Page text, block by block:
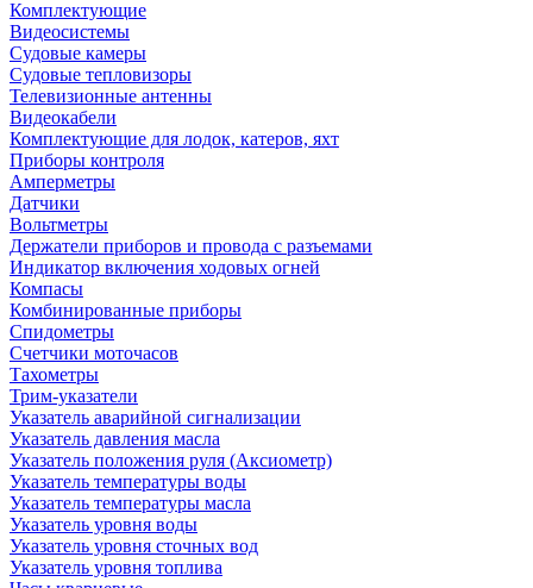
Комплектующие
Видеосистемы
Судовые камеры
Cудовые тепловизоры
Телевизионные антенны
Видеокабели
Комплектующие для лодок, катеров, яхт
Приборы контроля
Амперметры
Датчики
Вольтметры
Держатели приборов и провода с разъемами
Индикатор включения ходовых огней
Компасы
Комбинированные приборы
Спидометры
Счетчики моточасов
Тахометры
Трим-указатели
Указатель аварийной сигнализации
Указатель давления масла
Указатель положения руля (Аксиометр)
Указатель температуры воды
Указатель температуры масла
Указатель уровня воды
Указатель уровня сточных вод
Указатель уровня топлива